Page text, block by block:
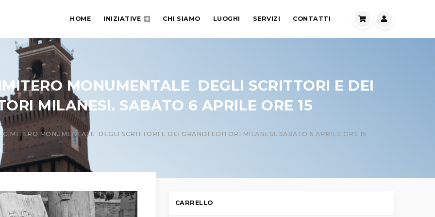
HOME INIZIATIVE CHI SIAMO LUOGHI SERVIZI CONTATTI
MONUMENTALE DEGLI SCRITTORI E DEI
MILANESI. SABATO 6 APRILE ORE 15
CIMITERO MONUMENTALE DEGLI SCRITTORI E DEI GRANDI EDITORI MILANESI. SABATO 6 APRILE ORE 15
CARRELLO